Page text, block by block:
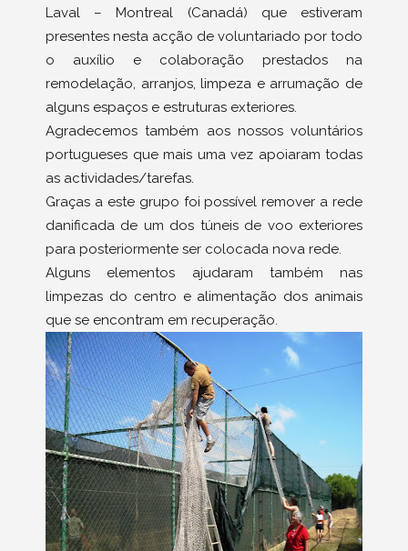
Laval – Montreal (Canadá) que estiveram
presentes nesta acção de voluntariado por todo
o auxílio e colaboração prestados na
remodelação, arranjos, limpeza e arrumação de
alguns espaços e estruturas exteriores.
Agradecemos também aos nossos voluntários
portugueses que mais uma vez apoiaram todas
as actividades/tarefas.
Graças a este grupo foi possível remover a rede
danificada de um dos túneis de voo exteriores
para posteriormente ser colocada nova rede.
Alguns elementos ajudaram também nas
limpezas do centro e alimentação dos animais
que se encontram em recuperação.